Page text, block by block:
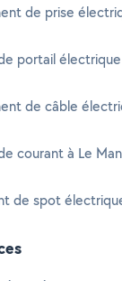
de prise
portail
de câble
courant à Le
de spot